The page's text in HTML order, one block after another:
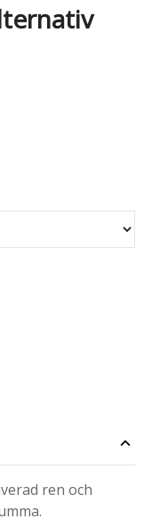
ren och